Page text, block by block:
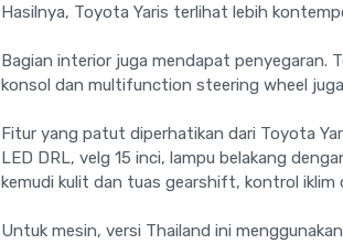
Hasilnya, Toyota Yaris terlihat lebih
Bagian interior juga mendapat penyegaran.
konsol dan multifunction steering wheel
Fitur yang patut diperhatikan dari Toyota
LED DRL, velg 15 inci, lampu belakang
kemudi kulit dan tuas gearshift, kontrol iklim
Untuk mesin, versi Thailand ini